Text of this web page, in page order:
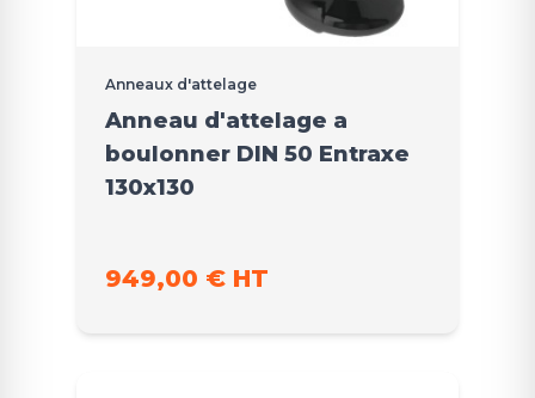
Anneaux d'attelage
Anneau d'attelage a
boulonner DIN 50 Entraxe
130x130
949,00 € HT